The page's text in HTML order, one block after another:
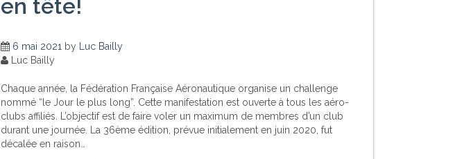
en tête!
6 mai 2021 by
Luc Bailly
Luc Bailly
Chaque année, la Fédération Française Aéronautique organise un challenge
nommé “le Jour le plus long”. Cette manifestation est ouverte à tous les aéro-
clubs affiliés. L’objectif est de faire voler un maximum de membres d’un club
durant une journée. La 36ème édition, prévue initialement en juin 2020, fut
décalée en raison…